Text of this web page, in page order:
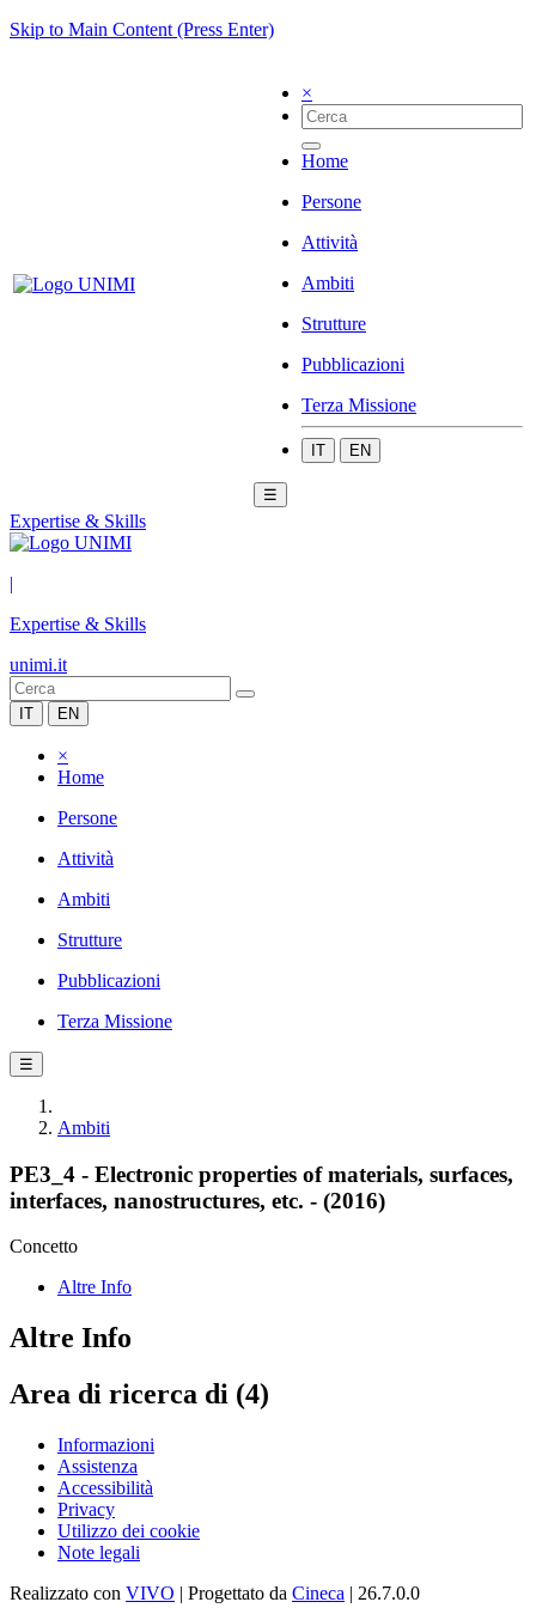
Skip to Main Content (Press Enter)
×
Home
Persone
Attività
Ambiti
Strutture
Pubblicazioni
Terza Missione
IT EN
☰
Expertise & Skills
|
Expertise & Skills
unimi.it
IT EN
×
Home
Persone
Attività
Ambiti
Strutture
Pubblicazioni
Terza Missione
☰
Ambiti
PE3_4 - Electronic properties of materials, surfaces,
interfaces, nanostructures, etc. - (2016)
Concetto
Altre Info
Altre Info
Area di ricerca di (4)
Informazioni
Assistenza
Accessibilità
Privacy
Utilizzo dei cookie
Note legali
Realizzato con VIVO | Progettato da Cineca | 26.7.0.0